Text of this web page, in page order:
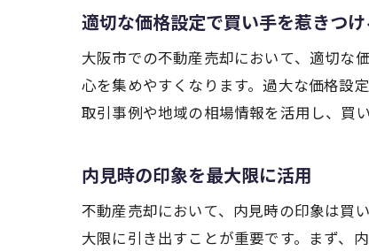
適切な価格設定で買い手を惹きつけ
大阪市での不動産売却において、適切な
心を集めやすくなります。過大な価格設
取引事例や地域の相場情報を活用し、買
内見時の印象を最大限に活用
不動産売却において、内見時の印象は買
大限に引き出すことが重要です。まず、